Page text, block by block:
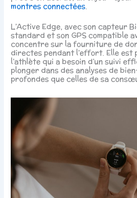
montres connectées.
L’Active Edge, avec son capteur
standard et son GPS compatible
concentre sur la fourniture de
directes pendant l’effort. Elle est
l’athlète qui a besoin d’un suivi
plonger dans des analyses de
profondes que celles de sa